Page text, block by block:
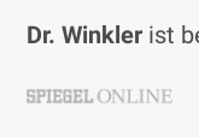
Dr. Winkler ist